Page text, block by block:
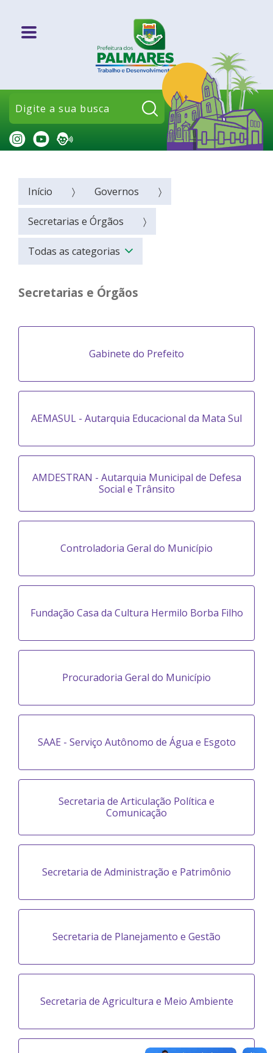
Pesquisar:
Início Governos
Secretarias e Órgãos
Todas as categorias
Secretarias e Órgãos
Gabinete do Prefeito
AEMASUL - Autarquia Educacional da Mata Sul
AMDESTRAN - Autarquia Municipal de Defesa
Social e Trânsito
Controladoria Geral do Município
Fundação Casa da Cultura Hermilo Borba Filho
Procuradoria Geral do Município
SAAE - Serviço Autônomo de Água e Esgoto
Secretaria de Articulação Política e
Comunicação
Secretaria de Administração e Patrimônio
Secretaria de Planejamento e Gestão
Secretaria de Agricultura e Meio Ambiente